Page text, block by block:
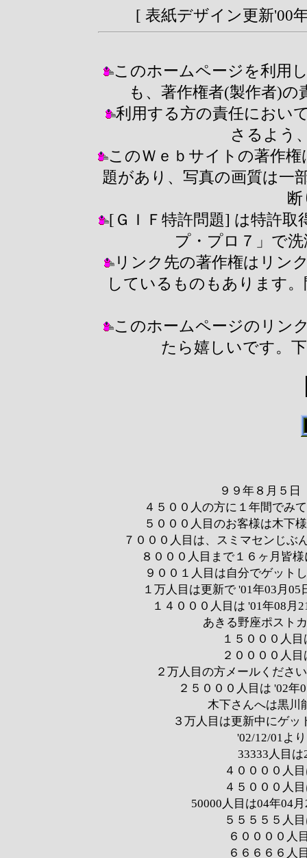
[ 表紙デザイン更新
このホームページを利用
も、著作権者(製作者)
利用する方の責任におい
さるよう
このＷｅｂサイトの著作
題があり、写真の画質は一
[ＧＩＦ特許問題] は特許取
プ・プロ７」で
リンク先の著作権はリン
しているものもあります
このホームページのリン
たら嬉しいです。
９９年８月５日
４５００人の方に１年間でみ
５０００人目のお客様は木下
７０００人目は、スミマセ
８０００人目まで１６ヶ月皆
９００１人目は自分でゲット
１万人目は更新で '01年03
１４０００人目は '01年08月
あきる野座ポスト
１５０００人
２００００人
２万人目の方メールくださ
２５０００人目は '02
木下さんへは黒川
３万人目は更新中にゲ
'02/12/01よ
33333人目
４００００人
４５０００人
50000人目は04年04
５５５５５人
６００００人
６６６６６人